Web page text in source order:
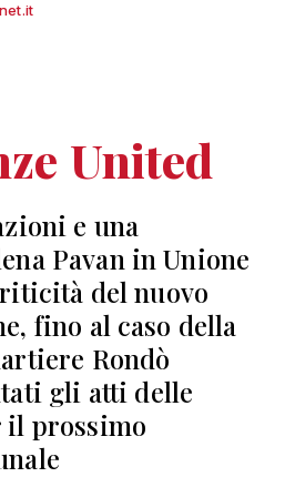
United
e una
Pavan in Unione
del nuovo
fino al caso della
Rondò
gli atti delle
il prossimo